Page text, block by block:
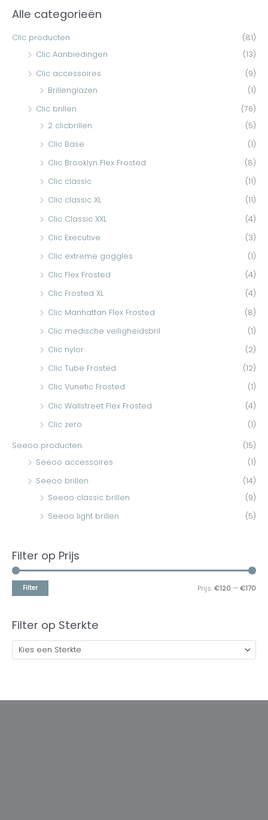
k
e
Alle categorieën
Clic producten
(81)
Clic Aanbiedingen
(13)
Clic accessoires
(9)
Brillenglazen
(1)
Clic brillen
(76)
2 clicbrillen
(5)
Clic Base
(1)
Clic Brooklyn Flex Frosted
(8)
Clic classic
(11)
Clic classic XL
(11)
Clic Classic XXL
(4)
Clic Executive
(3)
Clic extreme goggles
(1)
Clic Flex Frosted
(4)
Clic Frosted XL
(4)
Clic Manhattan Flex Frosted
(8)
Clic medische veiligheidsbril
(1)
Clic nylor
(2)
Clic Tube Frosted
(12)
Clic Vunetic Frosted
(1)
Clic Wallstreet Flex Frosted
(4)
Clic zero
(1)
Seeoo producten
(15)
Seeoo accessoires
(1)
Seeoo brillen
(14)
Seeoo classic brillen
(9)
Seeoo light brillen
(5)
Filter op Prijs
Filter Prijs:€120—€170
Filter op Sterkte
Kies een Sterkte